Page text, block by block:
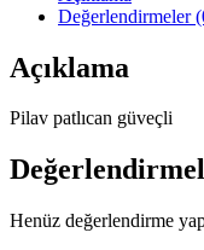
Değerlendirmeler
Açıklama
Pilav patlıcan güveçli
Henüz değerlendirme